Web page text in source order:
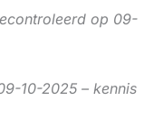
op 09-
10-2025 – kennis